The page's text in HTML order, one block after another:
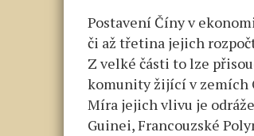
Postavení Číny v
či až třetina jejich
Z velké části to lze
komunity žijící v zemích
Míra jejich vlivu je
Guinei, Francouzské